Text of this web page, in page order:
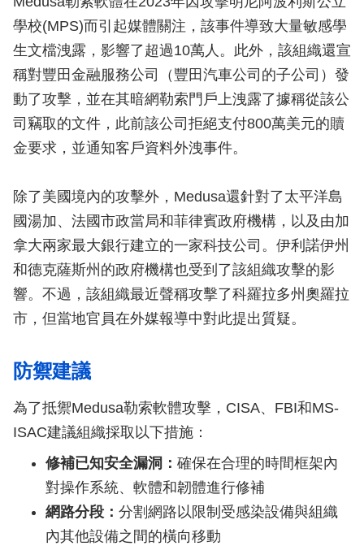
學校(MPS)而引起媒體關注，該事件導致大量敏感學
生文檔洩露，影響了超過10萬人。此外，該組織還宣
稱對豐田金融服務公司（豐田汽車公司的子公司）發
動了攻擊，並在其暗網勒索門戶上洩露了據稱從該公
司竊取的文件，此前該公司拒絕支付800萬美元的贖
金要求，並通知客戶資料外洩事件。
除了美國境內的攻擊外，Medusa還針對了太平洋島
國湯加、法國市政當局和菲律賓政府機構，以及由加
拿大兩家最大銀行建立的一家科技公司。伊利諾伊州
和德克薩斯州的政府機構也受到了該組織攻擊的影
響。不過，該組織最近聲稱攻擊了科羅拉多州奧羅拉
市，但當地官員在外媒報導中對此提出質疑。
防禦建議
為了抵禦Medusa勒索軟體攻擊，CISA、FBI和MS-
ISAC建議組織採取以下措施：
修補已知安全漏洞： 確保在合理的時間框架內
對操作系統、軟體和韌體進行修補
網路分段： 分割網路以限制受感染設備與組織
內其他設備之間的橫向移動